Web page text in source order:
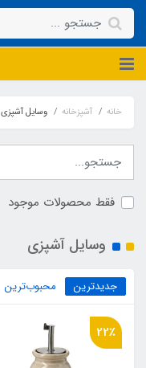
خانه آشپزخانه وسایل آشپزی
فقط محصولات موجود
وسایل آشپزی
جدیدترین محبوب‌ترین
22٪